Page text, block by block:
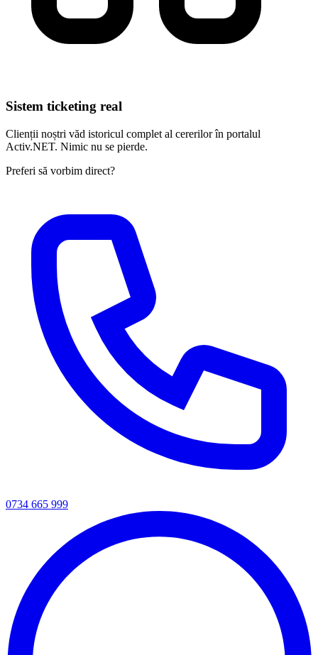
Sistem ticketing real
Clienții noștri văd istoricul complet al cererilor în portalul
Activ.NET. Nimic nu se pierde.
Preferi să vorbim direct?
0734 665 999